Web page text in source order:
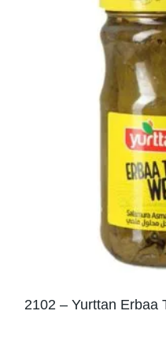
2102 – Yurttan Erbaa